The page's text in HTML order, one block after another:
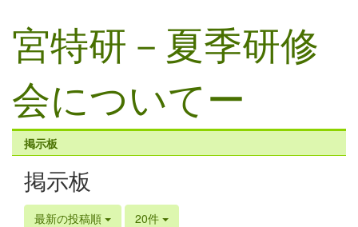
宮特研－夏季研修
会についてー
掲示板
掲示板
最新の投稿順 20件